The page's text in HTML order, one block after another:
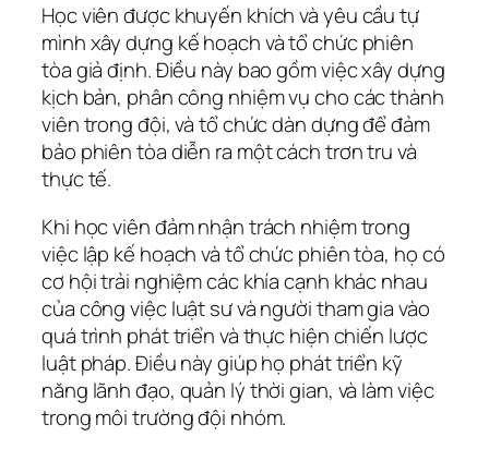
Học viên được khuyến khích và yêu cầu tự
mình xây dựng kế hoạch và tổ chức phiên
tòa giả định. Điều này bao gồm việc xây dựng
kịch bản, phân công nhiệm vụ cho các thành
viên trong đội, và tổ chức dàn dựng để đảm
bảo phiên tòa diễn ra một cách trơn tru và
thực tế.
Khi học viên đảm nhận trách nhiệm trong
việc lập kế hoạch và tổ chức phiên tòa, họ có
cơ hội trải nghiệm các khía cạnh khác nhau
của công việc luật sư và người tham gia vào
quá trình phát triển và thực hiện chiến lược
luật pháp. Điều này giúp họ phát triển kỹ
năng lãnh đạo, quản lý thời gian, và làm việc
trong môi trường đội nhóm.